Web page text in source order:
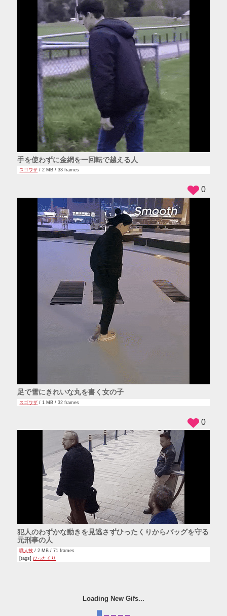
手を使わずに金網を一回転で越える人
スゴワザ / 2 MB / 33 frames
足で雪にきれいな丸を書く女の子
スゴワザ / 1 MB / 32 frames
0
犯人のわずかな動きを見逃さずひったくりからバッグを守る
元刑事の人
職人技 / 2 MB / 71 frames
[tags]ひったくり
0
Loading New Gifs...